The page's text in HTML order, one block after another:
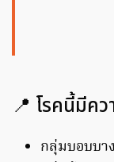
📍 โรคนี้มีค
กลุ่มบอบบาง